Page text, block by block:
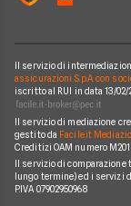
Perché scegliere
Mappa del sito
Offerte Very Mobile
Offerte Coop Voce
Compagnie
Il servizio di
assicurazioni S.p.A. con
iscritto al RUI in data 13/02/
Il servizio di mediazione
gestito da Facile.it
Creditizi OAM numero M201
Il servizio di comparazione
lungo termine) ed i servizi
P.IVA 07902950968